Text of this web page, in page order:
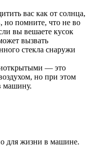
вас как от солнца,
но помните, что не во
вы вешаете кусок
вызвать
стекла снаружи
— это
но при этом
машину.